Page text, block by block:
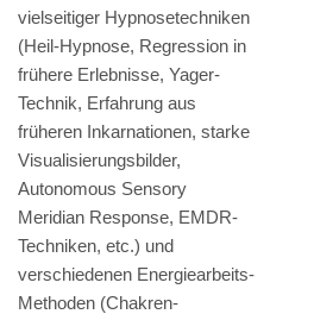
vielseitiger Hypnosetechniken
(Heil-Hypnose, Regression in
frühere Erlebnisse, Yager-
Technik, Erfahrung aus
früheren Inkarnationen, starke
Visualisierungsbilder,
Autonomous Sensory
Meridian Response, EMDR-
Techniken, etc.) und
verschiedenen Energiearbeits-
Methoden (Chakren-